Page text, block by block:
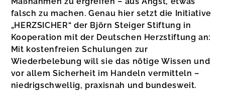
falsch zu machen. Genau hier setzt die Initiative
„HERZSICHER“ der Björn Steiger Stiftung in
Kooperation mit der Deutschen Herzstiftung an:
Mit kostenfreien Schulungen zur
Wiederbelebung will sie das nötige Wissen und
vor allem Sicherheit im Handeln vermitteln –
niedrigschwellig, praxisnah und bundesweit.